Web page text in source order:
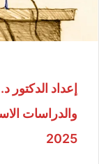
إعداد
2025